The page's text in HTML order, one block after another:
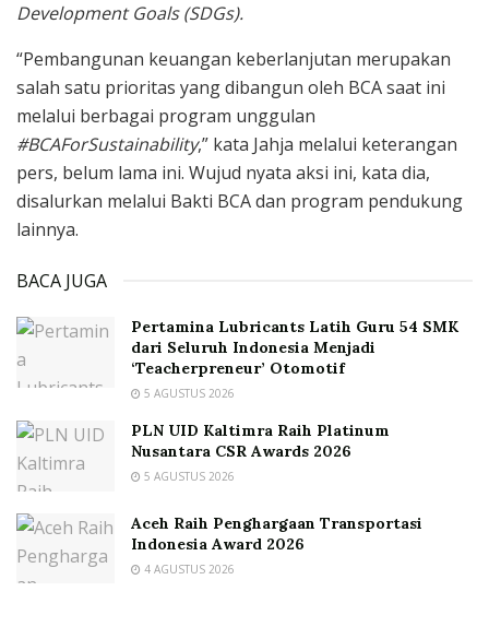
Development Goals (SDGs).
“Pembangunan keuangan keberlanjutan merupakan
salah satu prioritas yang dibangun oleh BCA saat ini
melalui berbagai program unggulan
#BCAForSustainability,” kata Jahja melalui keterangan
pers, belum lama ini. Wujud nyata aksi ini, kata dia,
disalurkan melalui Bakti BCA dan program pendukung
lainnya.
BACA JUGA
Pertamina Lubricants Latih Guru 54 SMK
dari Seluruh Indonesia Menjadi
‘Teacherpreneur’ Otomotif
5 AGUSTUS 2026
PLN UID Kaltimra Raih Platinum
Nusantara CSR Awards 2026
5 AGUSTUS 2026
Aceh Raih Penghargaan Transportasi
Indonesia Award 2026
4 AGUSTUS 2026